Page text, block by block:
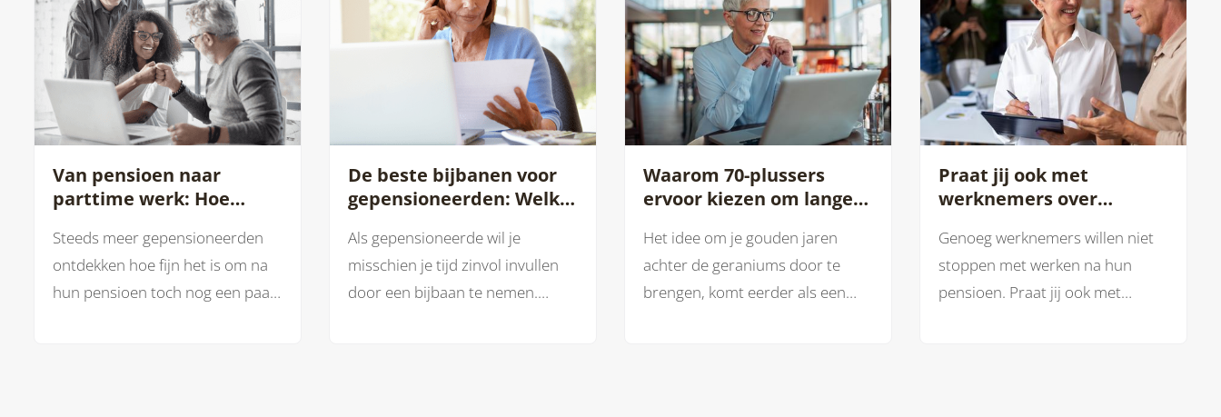
Van pensioen naar
parttime werk: Hoe
leven verrijkt
Steeds meer gepensioneerden
ontdekken hoe fijn het is om na
hun pensioen toch nog een paar
De beste bijbanen voor
gepensioneerden: Welke
springen?
Als gepensioneerde wil je
misschien je tijd zinvol invullen
door een bijbaan te nemen.
Waarom 70-plussers
ervoor kiezen om langer
Het idee om je gouden jaren
achter de geraniums door te
brengen, komt eerder als een
Praat jij ook met
werknemers over
Genoeg werknemers willen niet
stoppen met werken na hun
pensioen. Praat jij ook met